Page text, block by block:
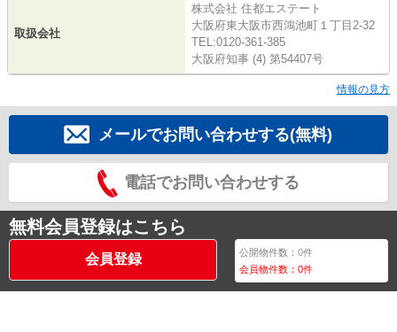
取扱会社
株式会社 住都エステート
大阪府東大阪市西鴻池町１丁目2-32
TEL:0120-361-385
大阪府知事 (4) 第54407号
情報の見方
メールでお問い合わせする(無料)
電話でお問い合わせする
無料会員登録はこちら
会員登録 公開物件数：0件
会員物件数：0件